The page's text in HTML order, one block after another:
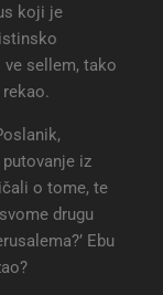
koji je
sellem, tako
iz
o tome, te
drugu
Ebu